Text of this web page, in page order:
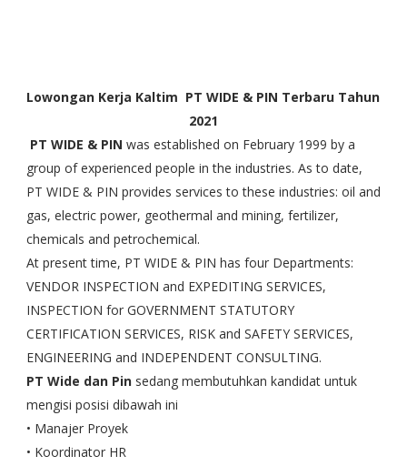
Lowongan Kerja Kaltim PT WIDE & PIN Terbaru Tahun
2021
PT WIDE & PIN was established on February 1999 by a
group of experienced people in the industries. As to date,
PT WIDE & PIN provides services to these industries: oil and
gas, electric power, geothermal and mining, fertilizer,
chemicals and petrochemical.
At present time, PT WIDE & PIN has four Departments:
VENDOR INSPECTION and EXPEDITING SERVICES,
INSPECTION for GOVERNMENT STATUTORY
CERTIFICATION SERVICES, RISK and SAFETY SERVICES,
ENGINEERING and INDEPENDENT CONSULTING.
PT Wide dan Pin sedang membutuhkan kandidat untuk
mengisi posisi dibawah ini
• Manajer Proyek
• Koordinator HR